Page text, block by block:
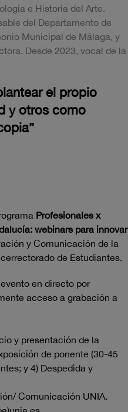
e Historia del Arte.
del Departamento de
Municipal de Málaga, y
Desde 2023, vocal de la
el propio
y otros como
Profesionales x
webinars para innovar
y Comunicación de la
de Estudiantes.
en directo por
acceso a grabación a
y presentación de la
de ponente (30-45
y 4) Despedida y
Comunicación UNIA.